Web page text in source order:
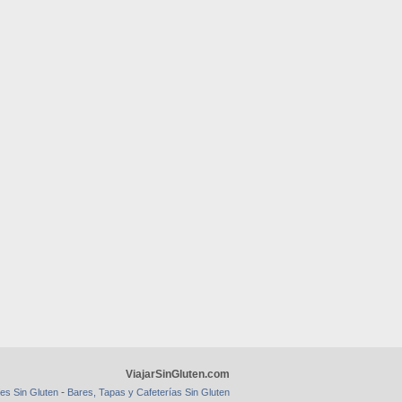
ViajarSinGluten.com
Sin Gluten - Bares, Tapas y Cafeterías Sin Gluten